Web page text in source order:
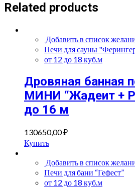
Related products
Добавить в список
Печи для сауны
от 12 до 18 куб.м
Дровяная банная
МИНИ “Жадеит +
до 16 м
130650,00₽
Купить
Добавить в список
Печи для бани “Гефест”
от 12 до 18 куб.м